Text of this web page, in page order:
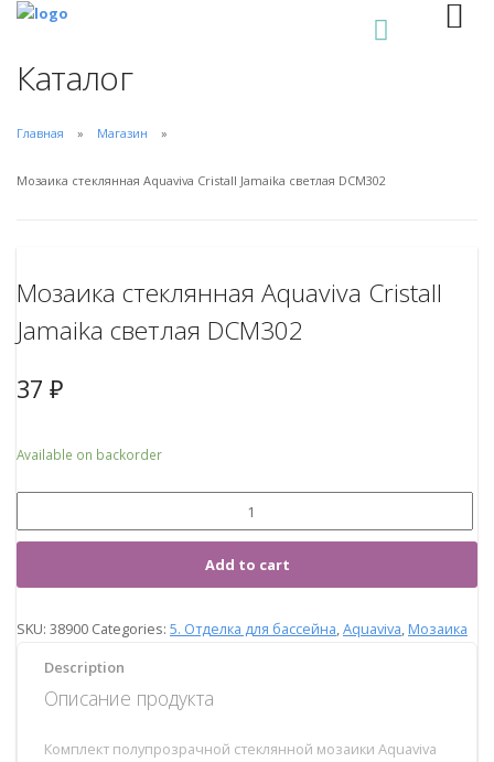
Каталог
Главная Магазин
Мозаика стеклянная Aquaviva Сristall Jamaika светлая DCM302
Мозаика стеклянная Aquaviva Сristall
Jamaika светлая DCM302
37 ₽
Available on backorder
Add to cart
SKU: 38900 Categories: 5. Отделка для бассейна Aquaviva Мозаика
Description
Описание продукта
Комплект полупрозрачной стеклянной мозаики Aquaviva